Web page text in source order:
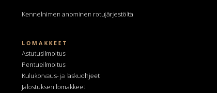
Kennelnimen anominen rotujärjestöltä
LOMAKKEET
Astutusilmoitus
Pentueilmoitus
Kulukorvaus- ja laskuohjeet
Jalostuksen lomakkeet